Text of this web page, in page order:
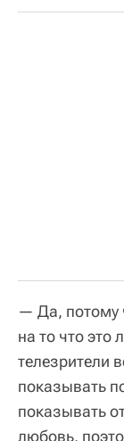
— Да, потому
на то что это
телезрители
показывать
показывать
любовь,